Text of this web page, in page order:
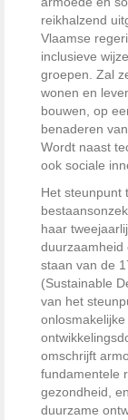
reikhalzend
Vlaamse
inclusieve
groepen. Zal
wonen en
bouwen, op
benaderen
Wordt naast
ook sociale
Het steunpunt
haar
duurzaamheid
staan van de
(Sustainable
van het
omschrijft
fundamentele
gezondheid,
duurzame